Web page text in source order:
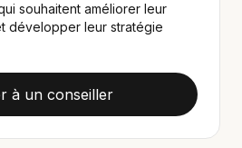
souhaitent améliorer leur
développer leur stratégie
à un conseiller